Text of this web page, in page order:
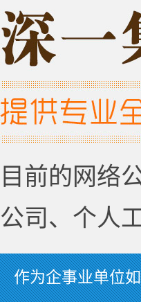
目前的网络
公司、个人
作为企事业单位